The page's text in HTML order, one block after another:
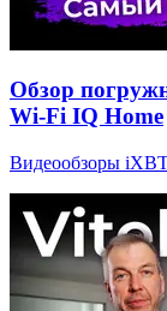
Обзор
Wi-Fi IQ Home
Видеообзоры